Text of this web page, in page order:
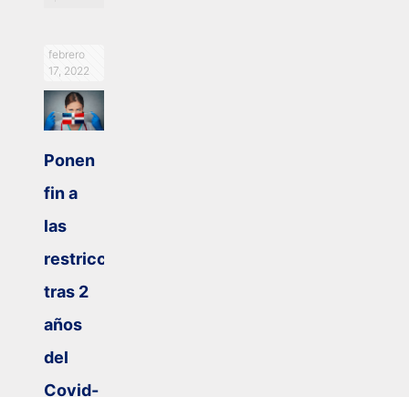
febrero
17, 2022
Ponen
fin a
las
restricciones
tras 2
años
del
Covid-